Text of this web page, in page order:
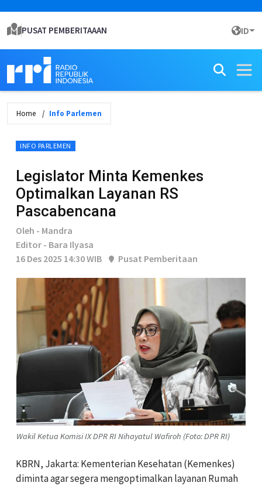
PUSAT PEMBERITAAAN ID
Home Info Parlemen
INFO PARLEMEN
Legislator Minta Kemenkes
Optimalkan Layanan RS
Pascabencana
Oleh - Mandra
Editor - Bara Ilyasa
16 Des 2025 14:30 WIB
Pusat Pemberitaan
Wakil Ketua Komisi IX DPR RI Nihayatul Wafiroh (Foto: DPR RI)
KBRN, Jakarta: Kementerian Kesehatan (Kemenkes)
diminta agar segera mengoptimalkan layanan Rumah